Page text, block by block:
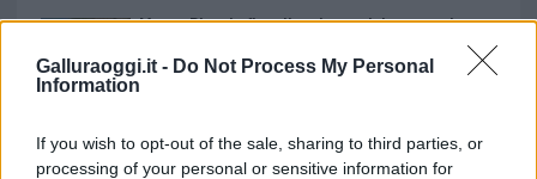
Galluraoggi.it - Do Not Process My Personal
Information
If you wish to opt-out of the sale, sharing to third parties, or
processing of your personal or sensitive information for
Monte Pino, la fine di un lungo dolore: storia e
rinascita della strada che segnò la Gallura
la rete elettrica